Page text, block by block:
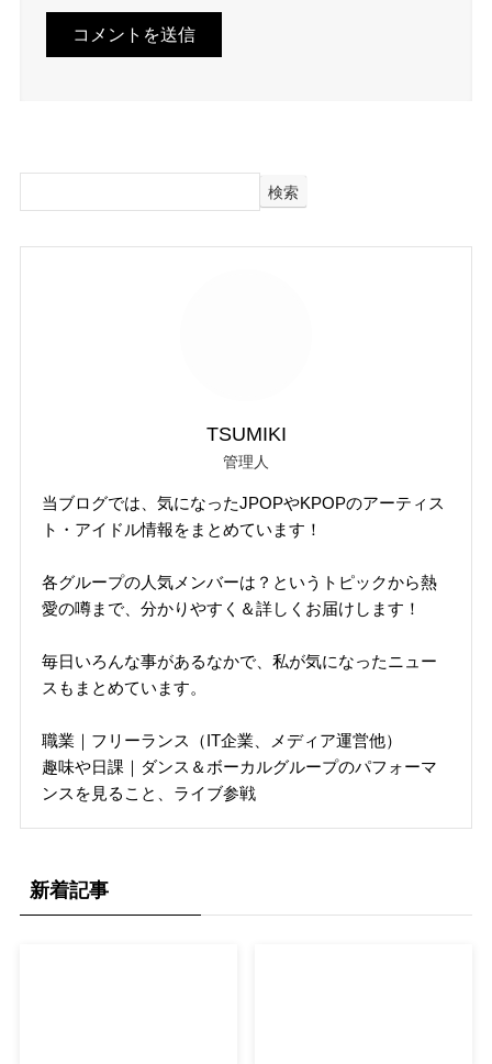
検索
TSUMIKI
管理人
当ブログでは、気になったJPOPやKPOPのアーティス
ト・アイドル情報をまとめています！
各グループの人気メンバーは？というトピックから熱
愛の噂まで、分かりやすく＆詳しくお届けします！
毎日いろんな事があるなかで、私が気になったニュー
スもまとめています。
職業｜フリーランス（IT企業、メディア運営他）
趣味や日課｜ダンス＆ボーカルグループのパフォーマ
ンスを見ること、ライブ参戦
新着記事